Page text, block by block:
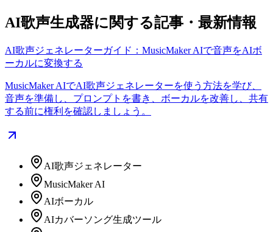
AI歌声生成器に関する記事・最新情報
AI歌声ジェネレーターガイド：MusicMaker AIで音声をAIボ
ーカルに変換する
MusicMaker AIでAI歌声ジェネレーターを使う方法を学び、
音声を準備し、プロンプトを書き、ボーカルを改善し、共有
する前に権利を確認しましょう。
AI歌声ジェネレーター
MusicMaker AI
AIボーカル
AIカバーソング生成ツール